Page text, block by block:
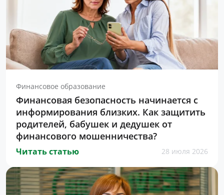
Финансовое образование
Финансовая безопасность начинается с
информирования близких. Как защитить
родителей, бабушек и дедушек от
финансового мошенничества?
Читать статью 28 июля 2026